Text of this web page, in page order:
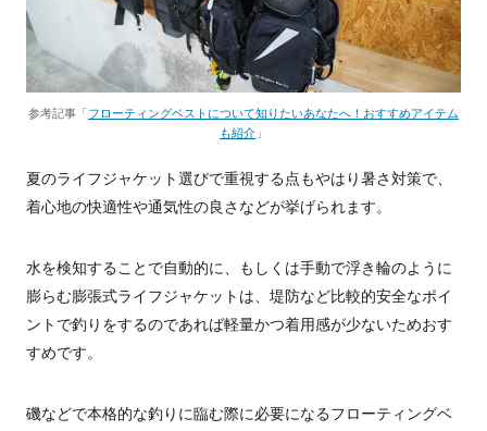
参考記事「フローティングベストについて知りたいあなたへ！おすすめアイテム
も紹介 」
夏のライフジャケット選びで重視する点もやはり暑さ対策で、
着心地の快適性や通気性の良さなどが挙げられます。
水を検知することで自動的に、もしくは手動で浮き輪のように
膨らむ膨張式ライフジャケットは、堤防など比較的安全なポイ
ントで釣りをするのであれば軽量かつ着用感が少ないためおす
すめです。
磯などで本格的な釣りに臨む際に必要になるフローティングベ